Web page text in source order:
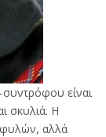
είναι
σκυλιά. Η
φυλών, αλλά